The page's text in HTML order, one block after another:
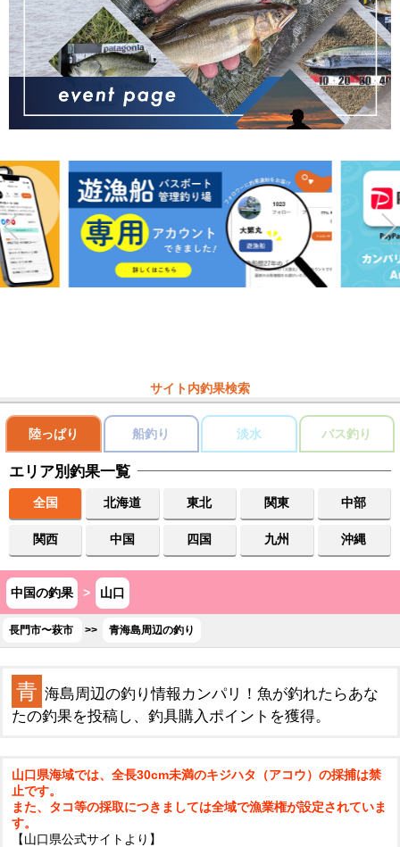
サイト内釣果検索
陸っぱり 船釣り 淡水 バス釣り
エリア別釣果一覧
全国 北海道 東北 関東 中部
関西 中国 四国 九州 沖縄
中国の釣果 > 山口
長門市〜萩市 >> 青海島周辺の釣り
青 海島周辺の釣り情報カンパリ！魚が釣れたらあな
たの釣果を投稿し、釣具購入ポイントを獲得。
山口県海域では、全長30cm未満のキジハタ（アコウ）の採捕は禁
止です。
また、タコ等の採取につきましては全域で漁業権が設定されていま
す。
【山口県公式サイトより】